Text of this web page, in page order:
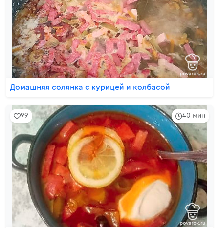
Домашняя солянка с курицей и колбасой
40 мин
99